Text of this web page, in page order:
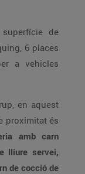
de
6 places
a vehicles
en aquest
proximitat és
amb carn
lliure servei,
de cocció de